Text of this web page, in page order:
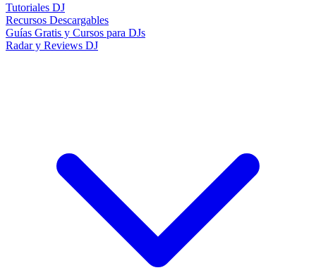
Tutoriales DJ
Recursos Descargables
Guías Gratis y Cursos para DJs
Radar y Reviews DJ